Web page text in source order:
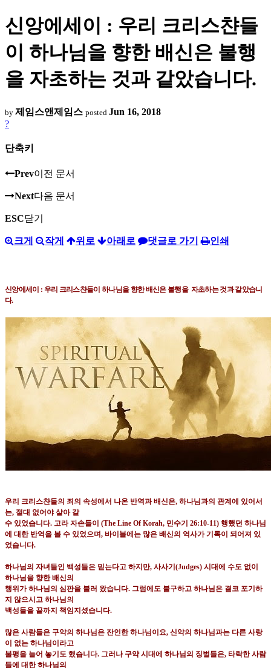
신앙에세이 : 우리 크리스챤들
이 하나님을 향한 배신은 불행
을 자초하는 것과 같았습니다.
by 제임스앤제임스 posted Jun 16, 2018
?
단축키
Prev이전 문서
Next다음 문서
ESC닫기
크게 작게 위로 아래로 댓글로 가기 인쇄
신앙에세이 : 우리 크리스챤들이 하나님을 향한 배신은 불행을 자초하는 것과 같았습니
다.
우리 크리스챤들의 죄의 속성에서 나온 반역과 배신은, 하나님과의 관계에 있어서
는, 절대 없어야 살아 갈
수 있었습니다. 고라 자손들이 (The Line Of Korah, 민수기 26:10-11) 행했던 하나님
에 대한 반역을 볼 수 있었으며, 바이블에는 많은 배신의 역사가 기록이 되어져 있
었습니다.
하나님의 자녀들인 백성들은 믿는다고 하지만, 사사기 (Judges) 시대에 수도 없이
하나님을 향한 배신의
행위가 하나님의 심판을 불러 왔습니다. 그럼에도 불구하고 하나님은 결코 포기하
지 않으시고 하나님의
백성들을 끝까지 책임지셨습니다.
많은 사람들은 구약의 하나님은 잔인한 하나님이요, 신약의 하나님과는 다른 사랑
이 없는 하나님이라고
불평을 늘어 놓기도 했습니다. 그러나 구약 시대에 하나님의 징벌들은, 타락한 사람
들에 대한 하나님의